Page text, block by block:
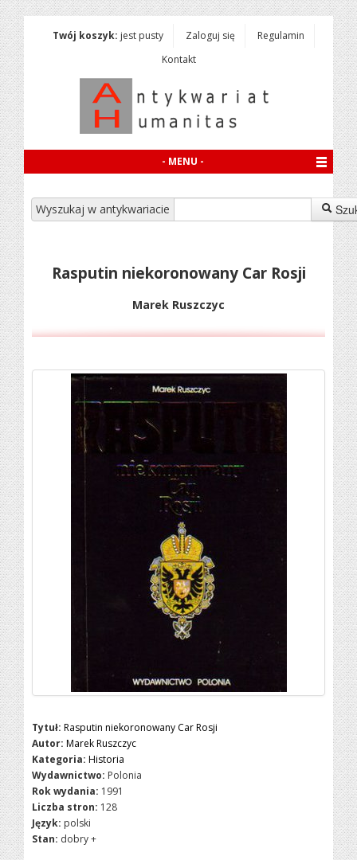
Twój koszyk: jest pusty Zaloguj się
Regulamin
Kontakt
- MENU -
Wyszukaj w antykwariacie
Rasputin niekoronowany Car Rosji
Marek Ruszczyc
Tytuł: Rasputin niekoronowany Car Rosji
Autor: Marek Ruszczyc
Kategoria: Historia
Wydawnictwo: Polonia
Rok wydania: 1991
Liczba stron: 128
Język: polski
Stan: dobry +